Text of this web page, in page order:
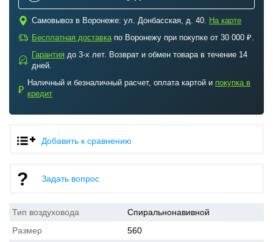
c Самовывоз в Воронеже: ул. Донбасская, д. 40. На карте
a Бесплатная доставкапо Воронежу при покупке от 30 000 ₽.
b
Гарантия до 3-х лет. Возврат и обмен товара в течение 14
дней.
₽
Наличный и безналичный расчет, оплата картой и покупка в
кредит
Добавить к сравнению
Задать вопрос
Тип воздуховода
Спиральнонавивной
Размер
560